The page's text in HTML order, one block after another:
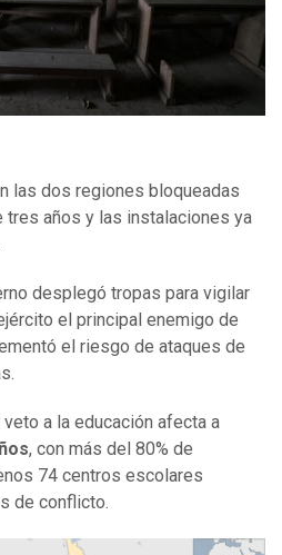
las dos regiones bloqueadas
tres años y las instalaciones ya
desplegó tropas para vigilar
el principal enemigo de
el riesgo de ataques de
a la educación afecta a
, con más del 80% de
74 centros escolares
de conflicto.